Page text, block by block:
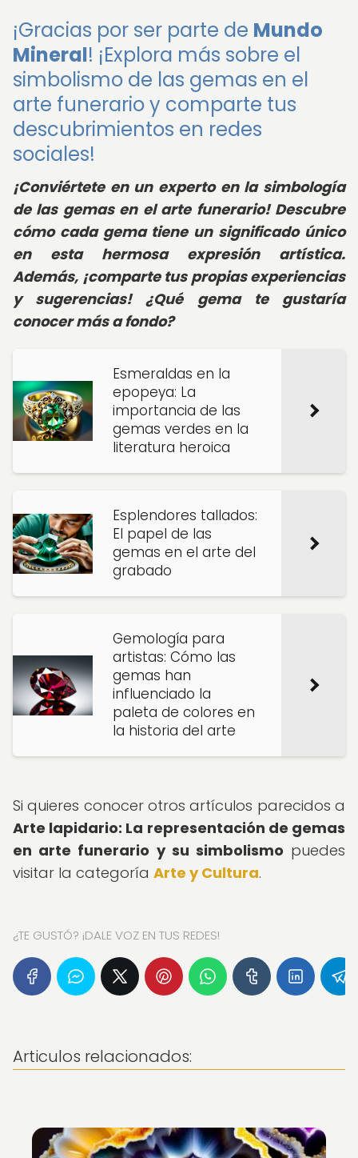
¡Gracias por ser parte de Mundo
Mineral! ¡Explora más sobre el
simbolismo de las gemas en el
arte funerario y comparte tus
descubrimientos en redes
sociales!
¡Conviértete en un experto en la simbología
de las gemas en el arte funerario! Descubre
cómo cada gema tiene un significado único
en esta hermosa expresión artística.
Además, ¡comparte tus propias experiencias
y sugerencias! ¿Qué gema te gustaría
conocer más a fondo?
Esmeraldas en la
epopeya: La
importancia de las
gemas verdes en la
literatura heroica
Esplendores tallados:
El papel de las
gemas en el arte del
grabado
Gemología para
artistas: Cómo las
gemas han
influenciado la
paleta de colores en
la historia del arte
Si quieres conocer otros artículos parecidos a
Arte lapidario: La representación de gemas
en arte funerario y su simbolismo puedes
visitar la categoría Arte y Cultura.
¿TE GUSTÓ? ¡DALE VOZ EN TUS REDES!
Articulos relacionados: